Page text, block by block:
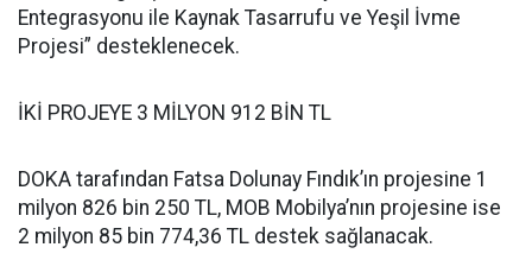
Entegrasyonu ile Kaynak Tasarrufu ve Yeşil İvme
Projesi” desteklenecek.
İKİ PROJEYE 3 MİLYON 912 BİN TL
DOKA tarafından Fatsa Dolunay Fındık’ın projesine 1
milyon 826 bin 250 TL, MOB Mobilya’nın projesine ise
2 milyon 85 bin 774,36 TL destek sağlanacak.